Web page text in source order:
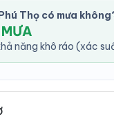
Thọ có mưa
năng khô ráo (xác